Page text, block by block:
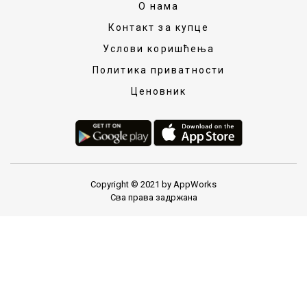
О нама
Контакт за купце
Услови коришћења
Политика приватности
Ценовник
Copyright © 2021 by AppWorks
Сва права задржана